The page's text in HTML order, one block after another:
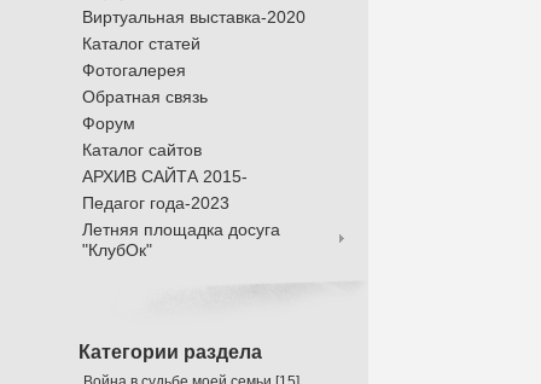
Виртуальная выставка-2020
Каталог статей
Фотогалерея
Обратная связь
Форум
Каталог сайтов
АРХИВ САЙТА 2015-
Педагог года-2023
Летняя площадка досуга
"КлубОк"
Категории раздела